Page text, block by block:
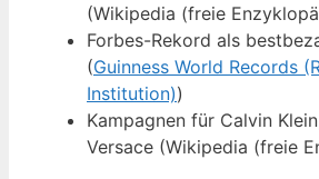
(Wikipedia (freie
Forbes-Rekord als
(Guinness World Records
Institution))
Kampagnen für Calvin
Versace (Wikipedia (freie